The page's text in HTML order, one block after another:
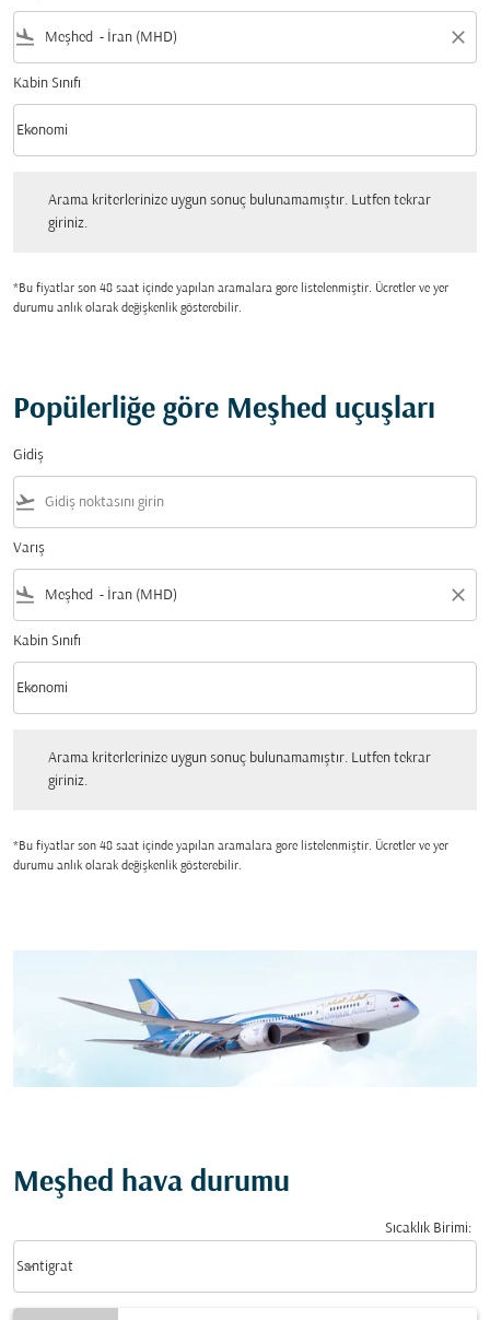
flight_land close
Kabin Sınıfı
Kabin Sınıfı option Ekonomi Selected
Ekonomi
keyboard_arrow_down
Arama kriterlerinize uygun sonuç bulunamamıştır. Lutfen tekrar
giriniz.
*Bu fiyatlar son 48 saat içinde yapılan aramalara gore listelenmiştir. Ücretler ve yer
durumu anlık olarak değişkenlik gösterebilir.
Popülerliğe göre Meşhed uçuşları
Gidiş
flight_takeoff
Varış
flight_land close
Kabin Sınıfı
Kabin Sınıfı option Ekonomi Selected
Ekonomi
keyboard_arrow_down
Arama kriterlerinize uygun sonuç bulunamamıştır. Lutfen tekrar
giriniz.
*Bu fiyatlar son 48 saat içinde yapılan aramalara gore listelenmiştir. Ücretler ve yer
durumu anlık olarak değişkenlik gösterebilir.
Meşhed hava durumu
Sıcaklık Birimi:
Santigrat
keyboard_arrow_down